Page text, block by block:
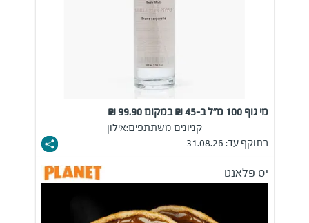
מי גוף 100 מ"ל ב-45 ₪ במקום 99.90 ₪
קניונים משתתפים:אילון
בתוקף עד: 31.08.26
יס פלאנט